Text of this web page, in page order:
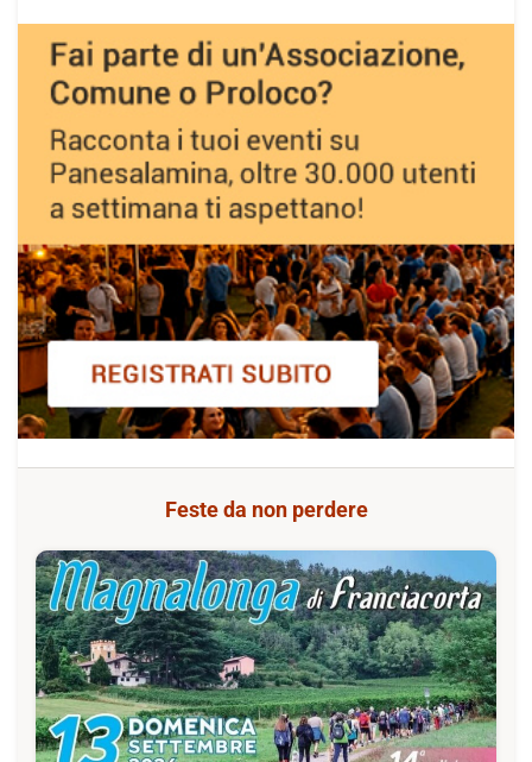
Feste da non perdere